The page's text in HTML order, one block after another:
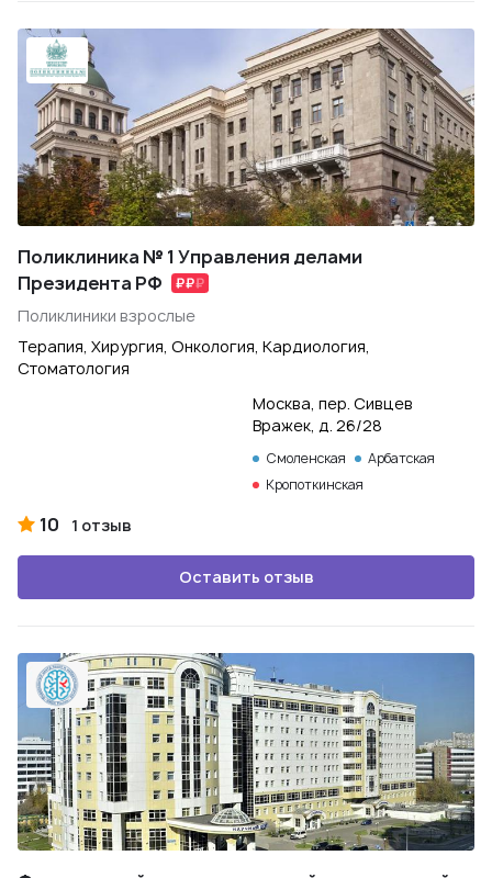
Поликлиника № 1 Управления делами
Президента РФ
Поликлиники взрослые
Терапия, Хирургия, Онкология, Кардиология,
Стоматология
Москва, пер. Сивцев
Вражек, д. 26/28
Смоленская
Арбатская
Кропоткинская
10 1 отзыв
Оставить отзыв